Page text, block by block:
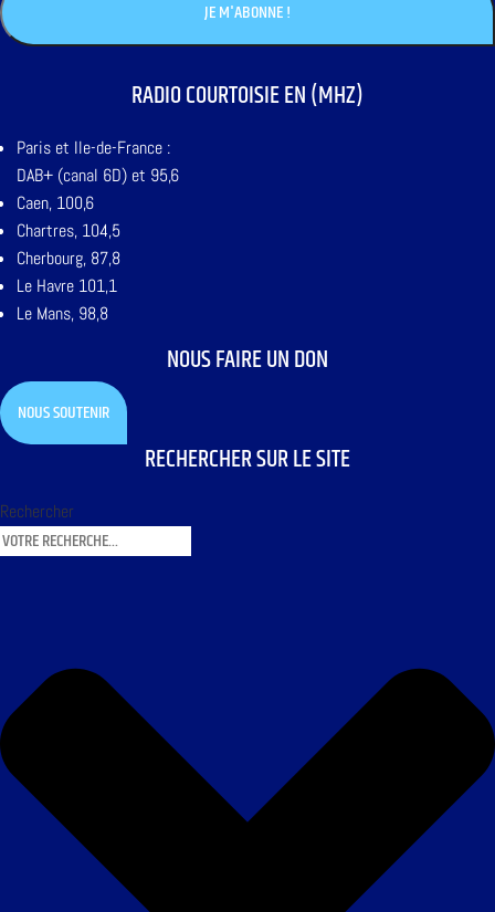
RADIO COURTOISIE EN (MHZ)
Paris et Ile-de-France :
DAB+ (canal 6D) et 95,6
Caen, 100,6
Chartres, 104,5
Cherbourg, 87,8
Le Havre 101,1
Le Mans, 98,8
NOUS FAIRE UN DON
NOUS SOUTENIR
RECHERCHER SUR LE SITE
Rechercher